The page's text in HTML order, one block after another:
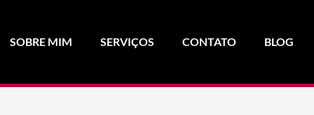
SOBRE MIM SERVIÇOS CONTATO BLOG